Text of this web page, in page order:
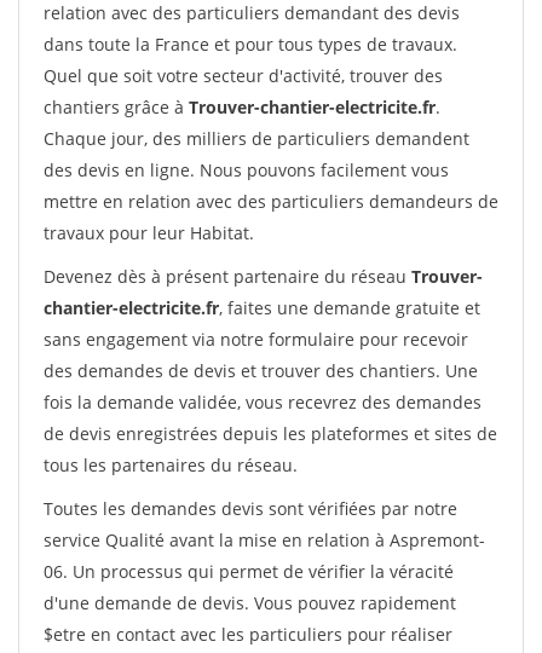
relation avec des particuliers demandant des devis
dans toute la France et pour tous types de travaux.
Quel que soit votre secteur d'activité, trouver des
chantiers grâce à Trouver-chantier-electricite.fr.
Chaque jour, des milliers de particuliers demandent
des devis en ligne. Nous pouvons facilement vous
mettre en relation avec des particuliers demandeurs de
travaux pour leur Habitat.
Devenez dès à présent partenaire du réseau Trouver-
chantier-electricite.fr, faites une demande gratuite et
sans engagement via notre formulaire pour recevoir
des demandes de devis et trouver des chantiers. Une
fois la demande validée, vous recevrez des demandes
de devis enregistrées depuis les plateformes et sites de
tous les partenaires du réseau.
Toutes les demandes devis sont vérifiées par notre
service Qualité avant la mise en relation à Aspremont-
06. Un processus qui permet de vérifier la véracité
d'une demande de devis. Vous pouvez rapidement
$etre en contact avec les particuliers pour réaliser